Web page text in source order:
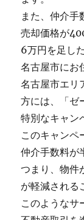
また、仲介手
売却価格が
6万円を足し
名古屋市にお
名古屋市エリ
方には、「ゼ
特別なキャン
このキャンペ
仲介手数料が
つまり、物件
が軽減される
このようなサ